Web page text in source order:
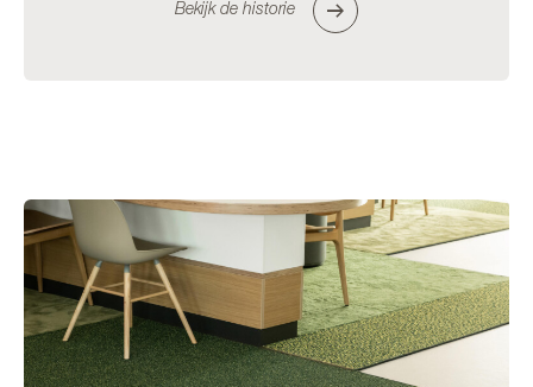
Bekijk de historie